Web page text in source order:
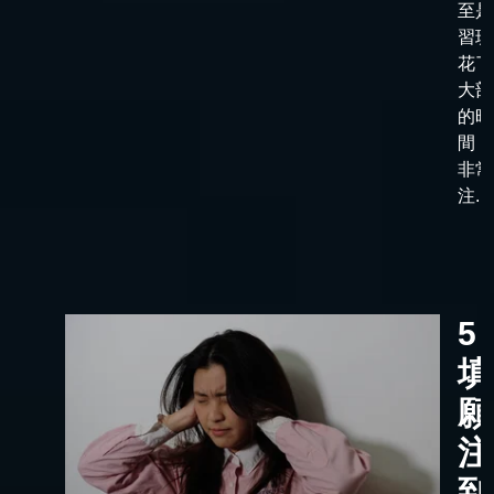
至
習
花
大
的時
間
非
注...
5